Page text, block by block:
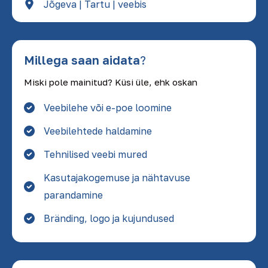
Jõgeva | Tartu | veebis
Millega saan aidata?
Miski pole mainitud? Küsi üle, ehk oskan
Veebilehe või e-poe loomine
Veebilehtede haldamine
Tehnilised veebi mured
Kasutajakogemuse ja nähtavuse
parandamine
Bränding, logo ja kujundused